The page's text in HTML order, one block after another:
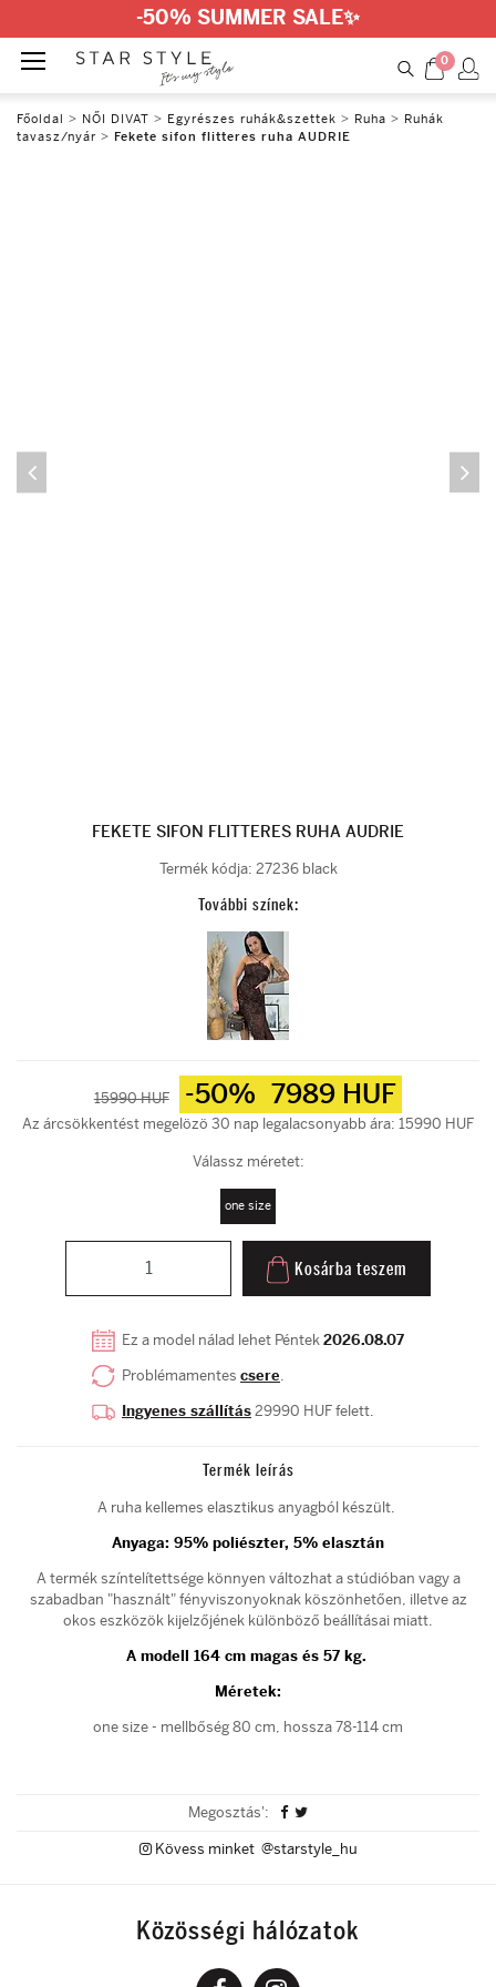
-50% SUMMER SALE✨
0
Főoldal > NŐI DIVAT > Egyrészes ruhák&szettek > Ruha > Ruhák
tavasz/nyár > Fekete sifon flitteres ruha AUDRIE
FEKETE SIFON FLITTERES RUHA AUDRIE
Termék kódja: 27236 black
További színek:
15990 HUF -50% 7989 HUF
Az árcsökkentést megelözö 30 nap legalacsonyabb ára: 15990 HUF
Válassz méretet:
one size
Kosárba teszem
Ez a model nálad lehet Péntek 2026.08.07
Problémamentes csere.
Ingyenes szállítás 29990 HUF felett.
Termék leírás
A ruha kellemes elasztikus anyagból készült.
Anyaga: 95% poliészter, 5% elasztán
A termék színtelítettsége könnyen változhat a stúdióban vagy a
szabadban "használt" fényviszonyoknak köszönhetően, illetve az
okos eszközök kijelzőjének különböző beállításai miatt.
A modell 164 cm magas és 57 kg.
Méretek:
one size - mellbőség 80 cm, hossza 78-114 cm
Megosztás':
Kövess minket @starstyle_hu
Közösségi hálózatok